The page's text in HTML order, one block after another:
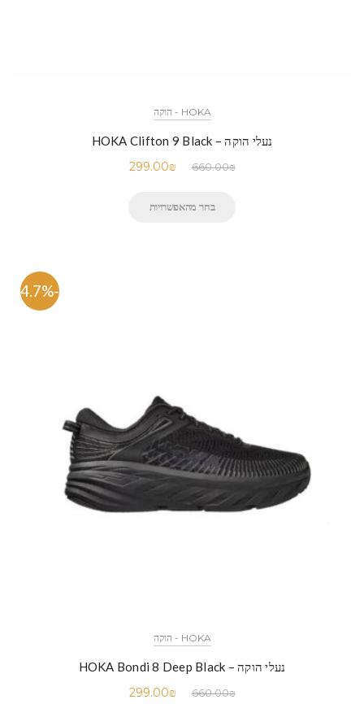
HOKA - הוקה
נעלי הוקה – HOKA Clifton 9 Black
660.00₪
299.00₪
בחר מהאפשרויות
-54.7%
HOKA - הוקה
נעלי הוקה – HOKA Bondi 8 Deep Black
660.00₪
299.00₪